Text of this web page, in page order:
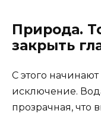
Природа.
закрыть
С этого
исключение.
прозрачная, что